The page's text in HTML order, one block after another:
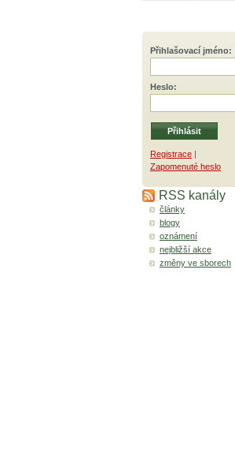
Přihlašovací jméno:
Heslo:
Registrace |
Zapomenuté heslo
RSS kanály
články
blogy
oznámení
nejbližší akce
změny ve sborech